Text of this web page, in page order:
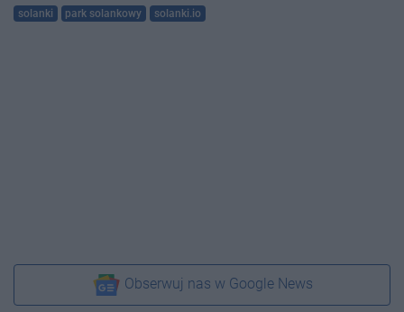
solanki park solankowy solanki.io
Obserwuj nas w Google News